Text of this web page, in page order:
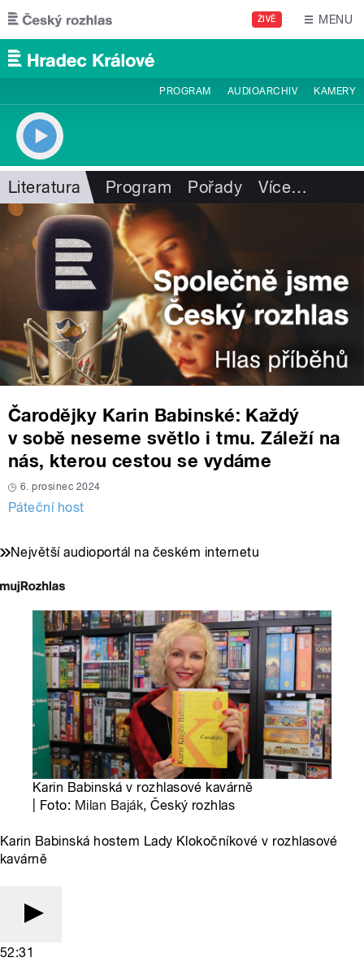
Přejít k hlavnímu obsahu
ŽIVĚ MENU
PROGRAM AUDIOARCHIV KAMERY
Literatura Program Pořady Více…
Čarodějky Karin Babinské: Každý
v sobě neseme světlo i tmu. Záleží na
nás, kterou cestou se vydáme
6. prosinec 2024
Páteční host
Největší audioportál na českém internetu
Karin Babinská v rozhlasové kavárně
| Foto: Milan Baják, Český rozhlas
Karin Babinská hostem Lady Klokočníkové v rozhlasové
kavárně
52:31